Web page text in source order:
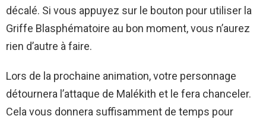
décalé. Si vous appuyez sur le bouton pour utiliser la
Griffe Blasphématoire au bon moment, vous n’aurez
rien d’autre à faire.
Lors de la prochaine animation, votre personnage
détournera l’attaque de Malékith et le fera chanceler.
Cela vous donnera suffisamment de temps pour